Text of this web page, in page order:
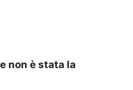
non è stata la